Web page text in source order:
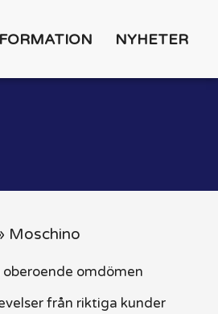
NYHETER
Moschino
omdömen
från riktiga kunder